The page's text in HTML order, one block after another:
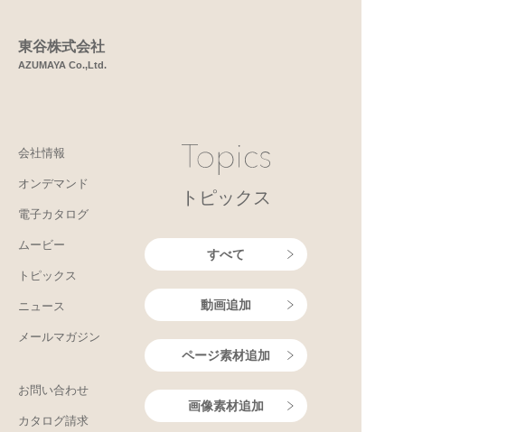
東谷株式会社
AZUMAYA Co.,Ltd.
会社情報
オンデマンド
電子カタログ
ムービー
トピックス
ニュース
メールマガジン
お問い合わせ
カタログ請求
トピックス
すべて
動画追加
ページ素材追加
画像素材追加